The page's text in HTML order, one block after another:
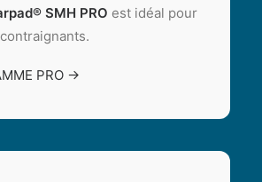
SMH PRO est idéal pour
PRO →